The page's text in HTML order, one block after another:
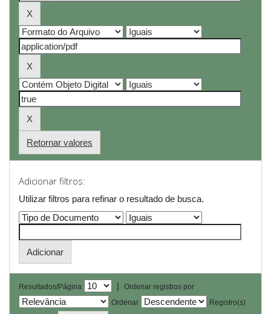
Retornar valores
Adicionar filtros:
Utilizar filtros para refinar o resultado de busca.
Resultados/Página |
Ordenar registros por
Ordenar
Registro(s)